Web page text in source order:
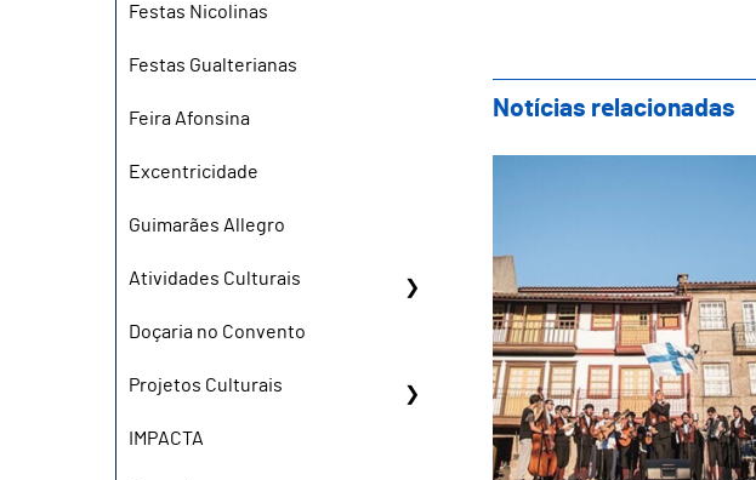
Festas Nicolinas
Festas Gualterianas
Feira Afonsina
Excentricidade
Guimarães Allegro
Atividades Culturais
Doçaria no Convento
Projetos Culturais
IMPACTA
Notícias relacionadas
III Encontro Ibero-